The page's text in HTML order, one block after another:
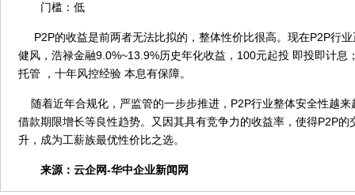
门槛：低
P2P的收益是前两者无法比拟的，整体性价比很高。现在P2P行
健风，浩禄金融9.0%~13.9%历史年化收益，100元起投 即投即计息
托管 ，十年风控经验 本息有保障。
随着近年合规化，严监管的一步步推进，P2P行业整体安全性越来
借款期限增长等良性趋势。又因其具有竞争力的收益率，使得P2P的
升，成为工薪族最优性价比之选。
来源： 云企网-华中企业新闻网